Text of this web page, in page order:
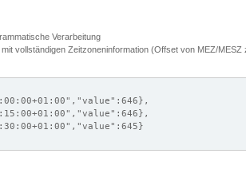
Verarbeitung
mit vollständigen Zeitzoneninformation (Offset von MEZ/MESZ